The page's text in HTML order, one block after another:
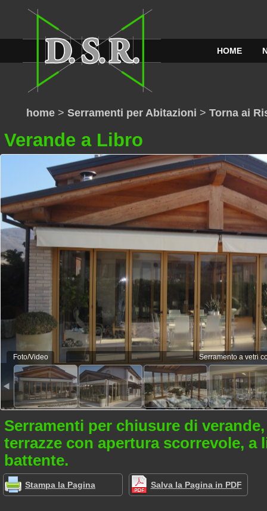
HOME
home> Serramenti per Abitazioni > Torna ai
Verande a Libro
Foto/Video Serramento a vetri
Serramenti per chiusure di
terrazze con apertura scorrevole, a
battente.
Stampa la Pagina Salva la Pagina in PDF